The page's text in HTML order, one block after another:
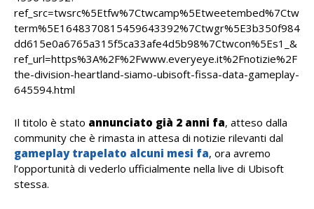
ref_src=twsrc%5Etfw%7Ctwcamp%5Etweetembed%7Ctw
term%5E1648370815459643392%7Ctwgr%5E3b350f984
dd615e0a6765a315f5ca33afe4d5b98%7Ctwcon%5Es1_&
ref_url=https%3A%2F%2Fwww.everyeye.it%2Fnotizie%2F
the-division-heartland-siamo-ubisoft-fissa-data-gameplay-
645594.html
Il titolo è stato annunciato già 2 anni fa, atteso dalla
community che è rimasta in attesa di notizie rilevanti dal
gameplay trapelato alcuni mesi fa, ora avremo
l’opportunità di vederlo ufficialmente nella live di Ubisoft
stessa.